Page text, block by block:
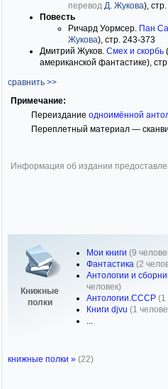
перевод Д. Жукова),
Повесть
Ричард Уормсер. Пан
Жукова), стр. 243-373
Дмитрий Жуков. Смех и скорбь
американской фантастике),
сравнить >>
Примечание:
Переиздание одноимённой
Переплетный материал —
Информация об издании
Книжные
полки
Мои книги (9
Фантастика (2
Антологии и
человек)
Антологии.СССР (1
Книги djvu (1
...
книжные полки » (22)